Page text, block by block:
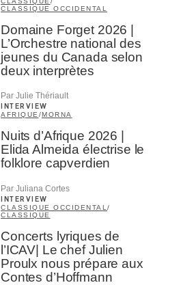
CLASSIQUE OCCIDENTAL
Domaine Forget 2026 |
L’Orchestre national des
jeunes du Canada selon
deux interprètes
Par Julie Thériault
INTERVIEW
AFRIQUE/MORNA
Nuits d’Afrique 2026 |
Elida Almeida électrise le
folklore capverdien
Par Juliana Cortes
INTERVIEW
CLASSIQUE OCCIDENTAL /
CLASSIQUE
Concerts lyriques de
l’ICAV| Le chef Julien
Proulx nous prépare aux
Contes d’Hoffmann